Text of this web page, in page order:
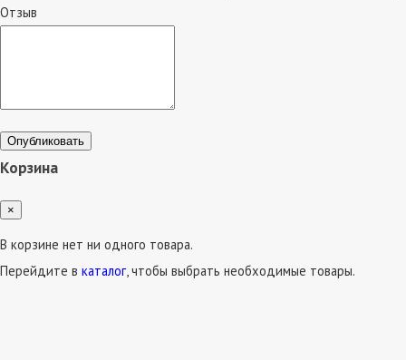
Отзыв
Опубликовать
Корзина
×
В корзине нет ни одного товара.
Перейдите в каталог, чтобы выбрать необходимые товары.